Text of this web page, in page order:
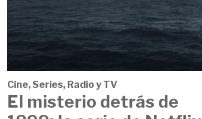
Cine, Series, Radio y TV
El misterio detrás de